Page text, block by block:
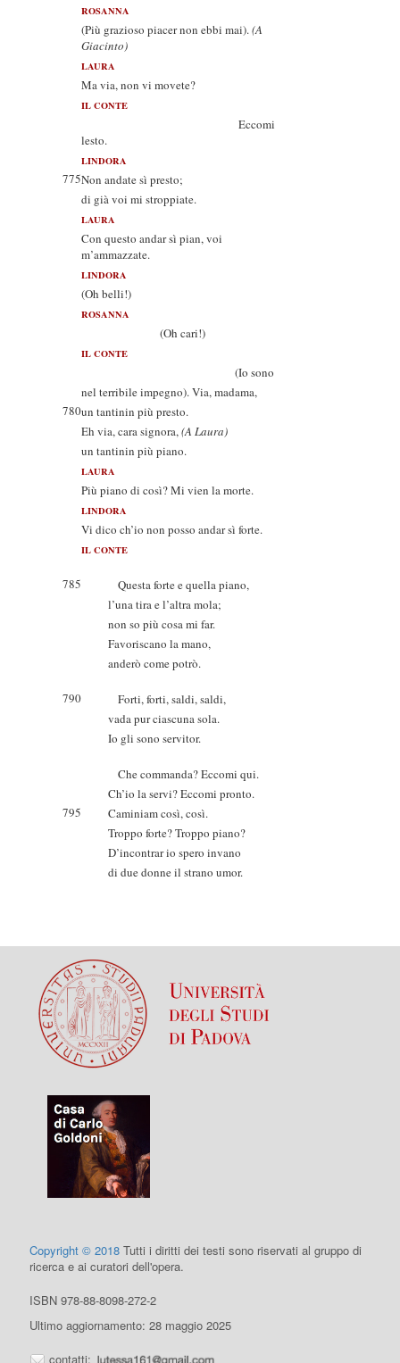
ROSANNA
(Più grazioso piacer non ebbi mai).(A
Giacinto)
LAURA
Ma via, non vi movete?
IL CONTE
Eccomi
lesto.
LINDORA
775Non andate sì presto;
di già voi mi stroppiate.
LAURA
Con questo andar sì pian, voi
m’ammazzate.
LINDORA
(Oh belli!)
ROSANNA
(Oh cari!)
IL CONTE
(Io sono
nel terribile impegno). Via, madama,
780un tantinin più presto.
Eh via, cara signora,(A Laura)
un tantinin più piano.
LAURA
Più piano di così? Mi vien la morte.
LINDORA
Vi dico ch’io non posso andar sì forte.
IL CONTE
785
Questa forte e quella piano,
l’una tira e l’altra mola;
non so più cosa mi far.
Favoriscano la mano,
anderò come potrò.
790
Forti, forti, saldi, saldi,
vada pur ciascuna sola.
Io gli sono servitor.
Che commanda? Eccomi qui.
Ch’io la servi? Eccomi pronto.
795
Caminiam così, così.
Troppo forte? Troppo piano?
D’incontrar io spero invano
di due donne il strano umor.
Copyright © 2018 Tutti i diritti dei testi sono riservati al gruppo di
ricerca e ai curatori dell'opera.
ISBN 978-88-8098-272-2
Ultimo aggiornamento: 28 maggio 2025
contatti: